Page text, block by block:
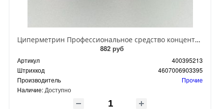
Циперметрин Профессиональное средство концентрат эмульсии 25% для уничтожения тараканов, мух,комаров, блох, клопов, муравьев, ос 50 мл
882 руб
Артикул
400395213
Штрихкод
4607006903395
Производитель
Прочие
Наличие: Доступно